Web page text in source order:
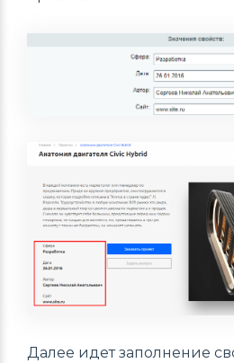
Далее идет заполнение